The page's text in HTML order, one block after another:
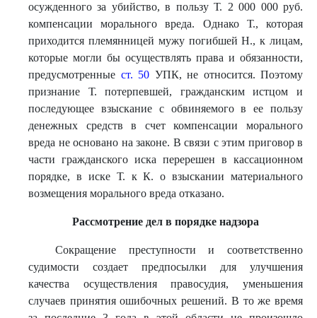
осужденного за убийство, в пользу Т. 2 000 000 руб.
компенсации морального вреда. Однако Т., которая
приходится племянницей мужу погибшей Н., к лицам,
которые могли бы осуществлять права и обязанности,
предусмотренные ст. 50 УПК, не относится. Поэтому
признание Т. потерпевшей, гражданским истцом и
последующее взыскание с обвиняемого в ее пользу
денежных средств в счет компенсации морального
вреда не основано на законе. В связи с этим приговор в
части гражданского иска перерешен в кассационном
порядке, в иске Т. к К. о взыскании материального
возмещения морального вреда отказано.
Рассмотрение дел в порядке надзора
Сокращение преступности и соответственно
судимости создает предпосылки для улучшения
качества осуществления правосудия, уменьшения
случаев принятия ошибочных решений. В то же время